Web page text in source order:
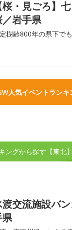
桜・見ごろ】
／岩手県
樹齢800年の県下で
人気イベントランキ
ングから探す【東北】
渡交流施設バ
県